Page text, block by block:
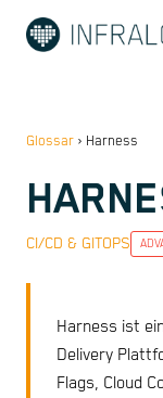
Glossar › Harness
CI/CD & GITOPS
Harness ist
Delivery
Flags, Cloud